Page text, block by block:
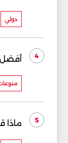
دولي
4 أفضل
5 ماذا